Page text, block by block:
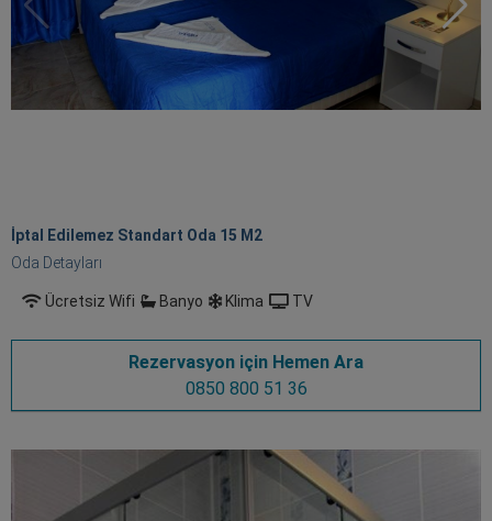
İptal Edilemez Standart Oda 15 M2
Oda Detayları
Ücretsiz Wifi Banyo Klima TV
Rezervasyon için Hemen Ara
0850 800 51 36